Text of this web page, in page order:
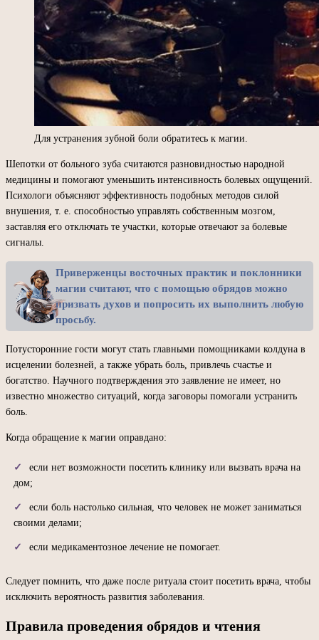
Для устранения зубной боли обратитесь к магии.
Шепотки от больного зуба считаются разновидностью народной
медицины и помогают уменьшить интенсивность болевых ощущений.
Психологи объясняют эффективность подобных методов силой
внушения, т. е. способностью управлять собственным мозгом,
заставляя его отключать те участки, которые отвечают за болевые
сигналы.
Приверженцы восточных практик и поклонники
магии считают, что с помощью обрядов можно
призвать духов и попросить их выполнить любую
просьбу.
Потусторонние гости могут стать главными помощниками колдуна в
исцелении болезней, а также убрать боль, привлечь счастье и
богатство. Научного подтверждения это заявление не имеет, но
известно множество ситуаций, когда заговоры помогали устранить
боль.
Когда обращение к магии оправдано:
если нет возможности посетить клинику или вызвать врача на
дом;
если боль настолько сильная, что человек не может заниматься
своими делами;
если медикаментозное лечение не помогает.
Следует помнить, что даже после ритуала стоит посетить врача, чтобы
исключить вероятность развития заболевания.
Правила проведения обрядов и чтения